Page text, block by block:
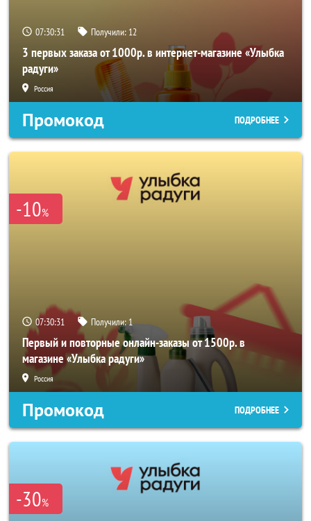
07:30:31 Получили: 12
3 первых заказа от 1000р. в интернет-магазине «Улыбка
радуги»
Россия
Промокод ПОДРОБНЕЕ
-10%
07:30:31 Получили:1
Первый и повторные онлайн-заказы от 1500р. в
магазине «Улыбка радуги»
Россия
Промокод ПОДРОБНЕЕ
-30%